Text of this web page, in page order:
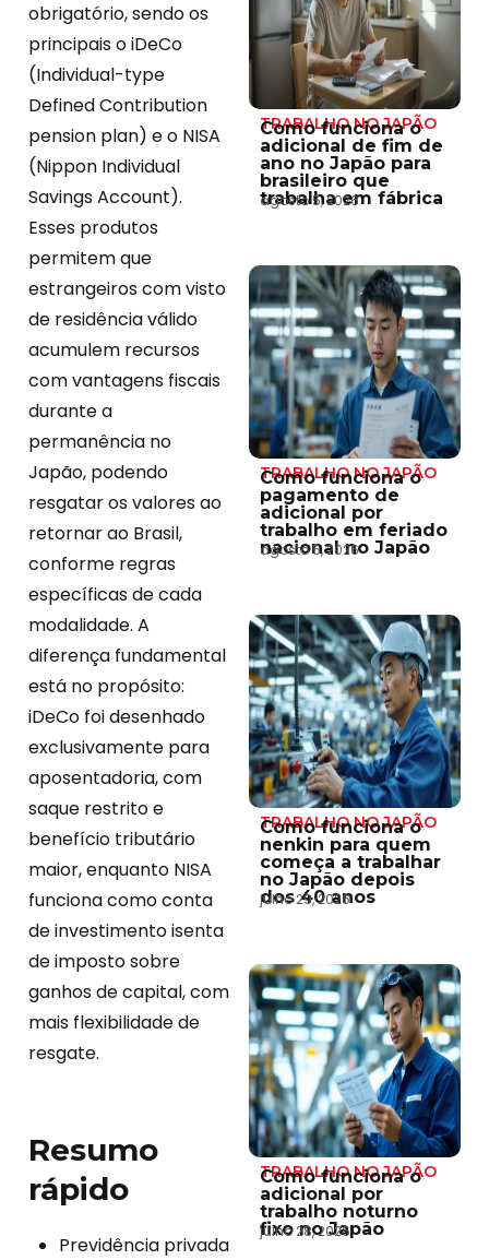
obrigatório, sendo os
principais o iDeCo
(Individual-type
Defined Contribution
pension plan) e o NISA
(Nippon Individual
Savings Account).
Esses produtos
permitem que
estrangeiros com visto
de residência válido
acumulem recursos
com vantagens fiscais
durante a
permanência no
Japão, podendo
resgatar os valores ao
retornar ao Brasil,
conforme regras
específicas de cada
modalidade. A
diferença fundamental
está no propósito:
iDeCo foi desenhado
exclusivamente para
aposentadoria, com
saque restrito e
benefício tributário
maior, enquanto NISA
funciona como conta
de investimento isenta
de imposto sobre
ganhos de capital, com
mais flexibilidade de
resgate.
Resumo
rápido
Previdência privada
TRABALHO NO JAPÃO
Como funciona o
adicional de fim de
ano no Japão para
brasileiro que
trabalha em fábrica
agosto 5, 2026
TRABALHO NO JAPÃO
Como funciona o
pagamento de
adicional por
trabalho em feriado
nacional no Japão
agosto 5, 2026
TRABALHO NO JAPÃO
Como funciona o
nenkin para quem
começa a trabalhar
no Japão depois
dos 40 anos
julho 29, 2026
TRABALHO NO JAPÃO
Como funciona o
adicional por
trabalho noturno
fixo no Japão
julho 28, 2026